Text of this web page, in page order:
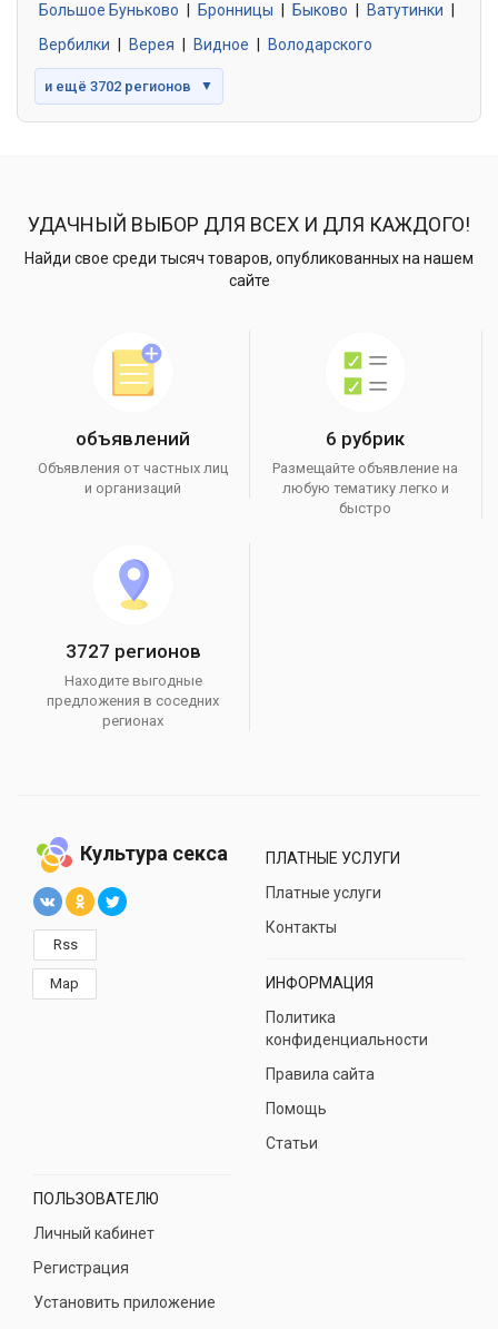
Большое Буньково
Бронницы Быково Ватутинки
Вербилки
Верея Видное Володарского
и ещё 3702 регионов ▼
УДАЧНЫЙ ВЫБОР ДЛЯ ВСЕХ И ДЛЯ КАЖДОГО!
Найди свое среди тысяч товаров, опубликованных на нашем
сайте
объявлений
Объявления от частных лиц
и организаций
6 рубрик
Размещайте объявление на
любую тематику легко и
быстро
3727 регионов
Находите выгодные
предложения в соседних
регионах
Культура секса
Rss
Map
ПЛАТНЫЕ УСЛУГИ
Платные услуги
Контакты
ИНФОРМАЦИЯ
Политика
конфиденциальности
Правила сайта
Помощь
Статьи
ПОЛЬЗОВАТЕЛЮ
Личный кабинет
Регистрация
Установить приложение